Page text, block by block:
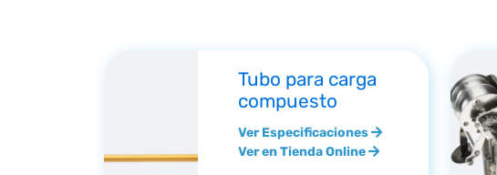
Tubo para carga
compuesto
Ver Especificaciones
Ver en Tienda Online